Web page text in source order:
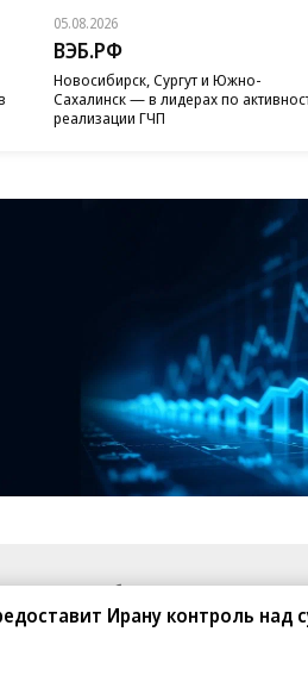
05.08.2026
ВЭБ.РФ
Новосибирск, Сургут и Южно-
Сахалинск — в лидерах по
реализации ГЧП
Ирану контроль над
Обратная связь
Правовая информация